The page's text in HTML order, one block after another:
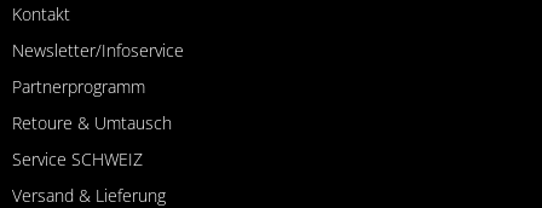
Kontakt
Newsletter/Infoservice
Partnerprogramm
Retoure & Umtausch
Service SCHWEIZ
Versand & Lieferung